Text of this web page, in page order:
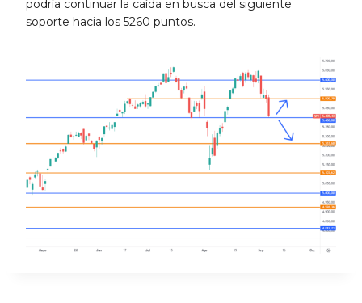
podría continuar la caída en busca del siguiente
soporte hacia los 5260 puntos.